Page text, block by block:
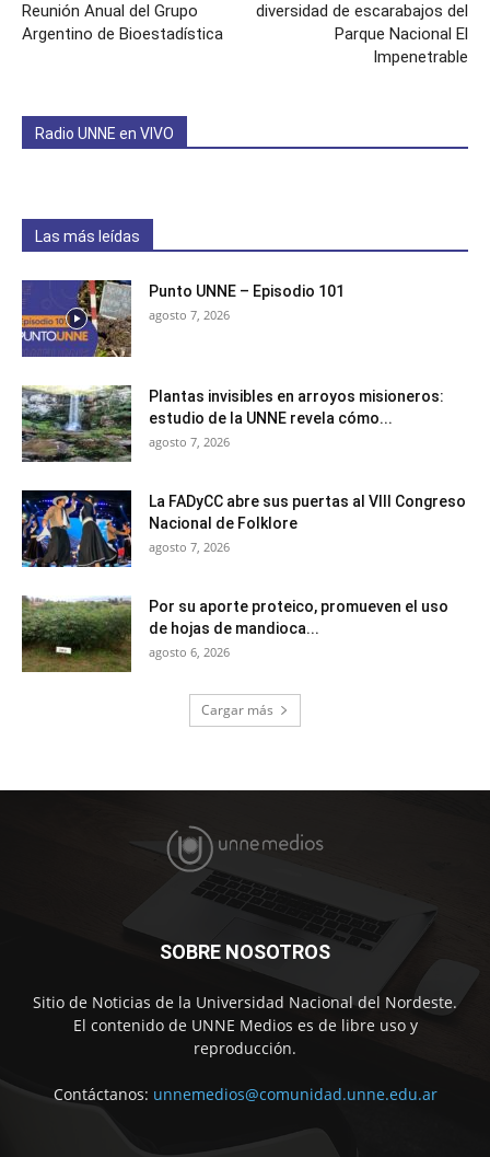
Reunión Anual del Grupo
Argentino de Bioestadística
diversidad de escarabajos del
Parque Nacional El
Impenetrable
Radio UNNE en VIVO
Las más leídas
Punto UNNE – Episodio 101
agosto 7, 2026
Plantas invisibles en arroyos misioneros:
estudio de la UNNE revela cómo...
agosto 7, 2026
La FADyCC abre sus puertas al VIII Congreso
Nacional de Folklore
agosto 7, 2026
Por su aporte proteico, promueven el uso
de hojas de mandioca...
agosto 6, 2026
Cargar más
SOBRE NOSOTROS
Sitio de Noticias de la Universidad Nacional del Nordeste.
El contenido de UNNE Medios es de libre uso y
reproducción.
Contáctanos: unnemedios@comunidad.unne.edu.ar